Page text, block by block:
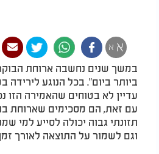
א א
במשך שנים נחשבה ארוחת
ביותר ביום". בכל הנוגע לירידה
עדיין לא בטוחים שהאמירה הזו
עם זאת, הם מסכימים שארוחת
תזונתי גבוה יכולה לסייע למי
וגם לשמור על התוצאה לאורך